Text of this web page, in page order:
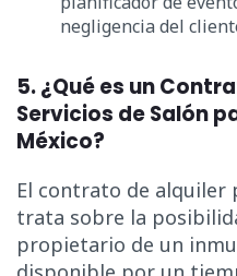
negligencia del
5. ¿Qué es un
Servicios de Salón
México?
El contrato de alquiler
trata sobre la
propietario de un